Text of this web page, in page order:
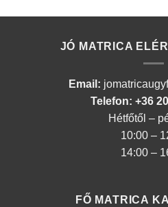
JÓ MATRICA
Email:
Telefon: +36
Hétfőtől –
10:00 –
14:00 –
FŐ MATRICA